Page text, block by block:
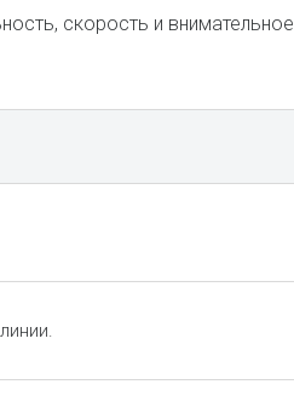
скорость и внимательное